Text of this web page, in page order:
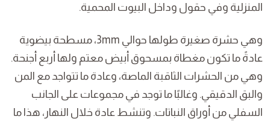
المنزلية وفي حقول وداخل البيوت المحمية.
وهي حشرة صغيرة طولها حوالي 3mm، مسطحة بيضوية
عادةً ما تكون مغطاة بمسحوق أبيض معتم ولها أربع أجنحة.
وهي من الحشرات الثاقبة الماصة، وعادة ما تتواجد مع المن
والبق الدقيقي. وغالبًا ما توجد في مجموعات على الجانب
السفلي من أوراق النباتات. وتنشط عادة خلال النهار، هذا ما